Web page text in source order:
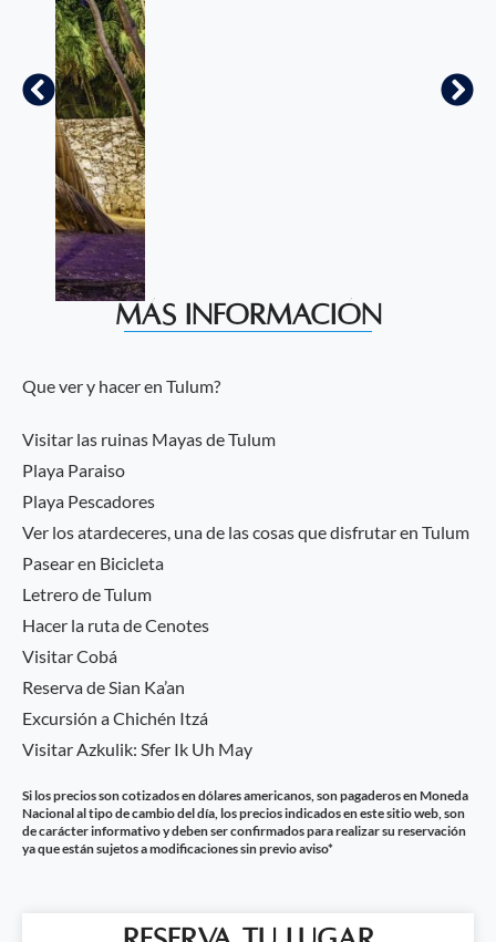
Más información
Que ver y hacer en Tulum?
Visitar las ruinas Mayas de Tulum
Playa Paraiso
Playa Pescadores
Ver los atardeceres, una de las cosas que disfrutar en Tulum
Pasear en Bicicleta
Letrero de Tulum
Hacer la ruta de Cenotes
Visitar Cobá
Reserva de Sian Ka’an
Excursión a Chichén Itzá
Visitar Azkulik: Sfer Ik Uh May
Si los precios son cotizados en dólares americanos, son pagaderos en Moneda
Nacional al tipo de cambio del día, los precios indicados en este sitio web, son
de carácter informativo y deben ser confirmados para realizar su reservación
ya que están sujetos a modificaciones sin previo aviso*